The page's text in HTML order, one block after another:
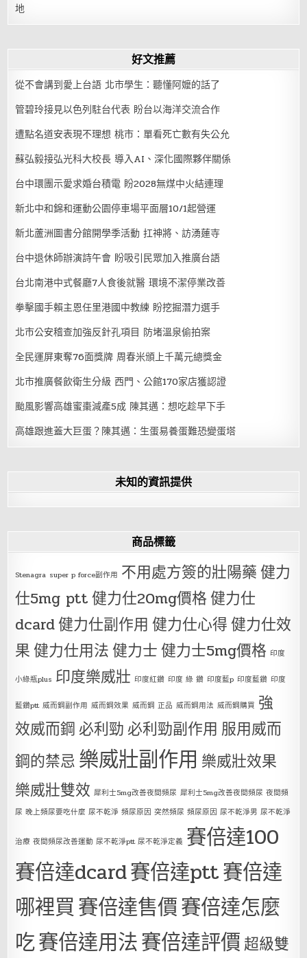
地
好文推薦
從不會講到愛上台語 北市學生：聽懂阿嬤的話了
管碧玲接見以色列駐台代表 盼台以海洋交流合作
遭點名道安表現不理想 桃市：單看死亡數有失公允
蘇弘毅接弘光科大校長 導入AI、深化國際夥伴關係
台中環團示愛求婚台積電 盼2028無煤中火結連理
新北中和錦和運動公園停車場平面層10/1起營運
新北蘆洲圖書分館開學季活動 扛神將、訪湧蓮寺
台中退休師辦演詩午會 盼吸引民眾加入推廣台語
台北南港中式餐廳7人食後就醫 環境不潔停業改善
拳擊國手賴主恩任里港國中教練 盼挖掘潛力選手
北市公安稽查加強反針孔項目 防堵溫泉偷拍案
全民運屏東奪76面獎牌 周春米頒上千萬元總獎金
北市推廣餐飲衛生分級 西門、公館170家店獲認證
颱風影響高雄蜜棗減產5成 陳其邁：想吃趁早下手
高雄跟進蓋大巨蛋？陳其邁：生蛋易養蛋難恐變蛋塔
未知的資訊提供
商品標籤
Stenagra super p force副作用 不用處方簽的壯陽藥健力
仕5mg ptt健力仕20mg價格健力仕
dcard健力仕副作用 健力仕心得健力仕效
果健力仕用法健力士健力士5mg價格 印度
小綠瓶plus 印度樂威壯 印度紅鑽 印度 綠 鑽 印度藍p 印度藍鑽 印度
藍鑽ptt 威而鋼副作用 威而鋼效果 威而鋼 正品 威而鋼用法 威而鋼購買 強
效威而鋼 必利勁 必利勁副作用 服用威而
鋼的禁忌 樂威壯副作用 樂威壯效果
樂威壯雙效 犀利士5mg改善夜間頻尿 犀利士5mg改善夜間頻尿 夜間頻
尿 晚上頻尿要吃什麼 尿不乾淨 頻尿原因 突然頻尿 頻尿原因 尿不乾淨男 尿不乾淨
治療 夜間頻尿改善運動 尿不乾淨ptt 尿不乾淨定義 賽倍達100
賽倍達dcard賽倍達ptt賽倍達
哪裡買賽倍達售價賽倍達怎麼
吃賽倍達用法賽倍達評價超級雙